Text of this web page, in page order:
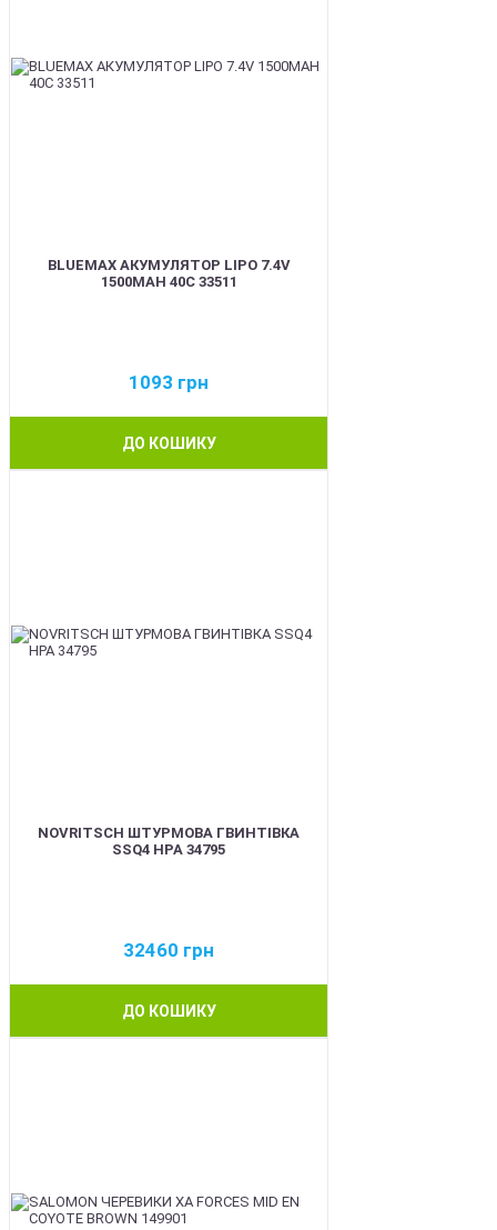
BLUEMAX АКУМУЛЯТОР LIPO 7.4V
1500MAH 40C 33511
1093 грн
ДО КОШИКУ
NOVRITSCH ШТУРМОВА ГВИНТІВКА
SSQ4 HPA 34795
32460 грн
ДО КОШИКУ